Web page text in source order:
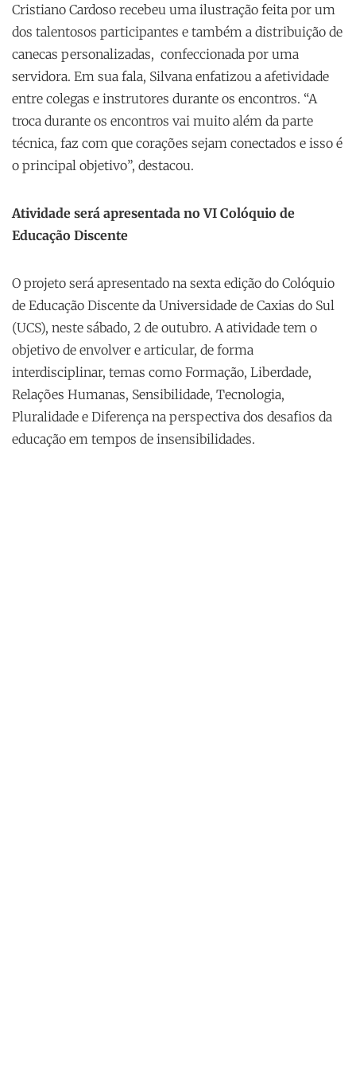
Cristiano Cardoso recebeu uma ilustração feita por um
dos talentosos participantes e também a distribuição de
canecas personalizadas, confeccionada por uma
servidora. Em sua fala, Silvana enfatizou a afetividade
entre colegas e instrutores durante os encontros. “A
troca durante os encontros vai muito além da parte
técnica, faz com que corações sejam conectados e isso é
o principal objetivo”, destacou.
Atividade será apresentada no VI Colóquio de
Educação Discente
O projeto será apresentado na sexta edição do Colóquio
de Educação Discente da Universidade de Caxias do Sul
(UCS), neste sábado, 2 de outubro. A atividade tem o
objetivo de envolver e articular, de forma
interdisciplinar, temas como Formação, Liberdade,
Relações Humanas, Sensibilidade, Tecnologia,
Pluralidade e Diferença na perspectiva dos desafios da
educação em tempos de insensibilidades.